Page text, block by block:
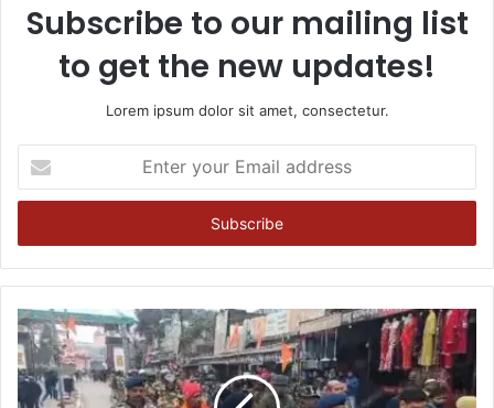
Subscribe to our mailing list
to get the new updates!
Lorem ipsum dolor sit amet, consectetur.
your
Email